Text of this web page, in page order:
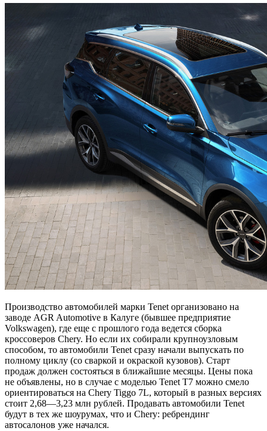
Производство автомобилей марки Tenet организовано на
заводе AGR Automotive в Калуге (бывшее предприятие
Volkswagen), где еще с прошлого года ведется сборка
кроссоверов Chery. Но если их собирали крупноузловым
способом, то автомобили Tenet сразу начали выпускать по
полному циклу (со сваркой и окраской кузовов). Старт
продаж должен состояться в ближайшие месяцы. Цены пока
не объявлены, но в случае с моделью Tenet T7 можно смело
ориентироваться на Chery Tiggo 7L, который в разных версиях
стоит 2,68—3,23 млн рублей. Продавать автомобили Tenet
будут в тех же шоурумах, что и Chery: ребрендинг
автосалонов уже начался.